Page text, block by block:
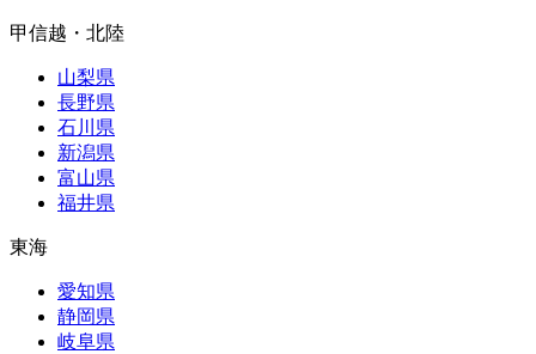
甲信越・北陸
山梨県
長野県
石川県
新潟県
富山県
福井県
東海
愛知県
静岡県
岐阜県